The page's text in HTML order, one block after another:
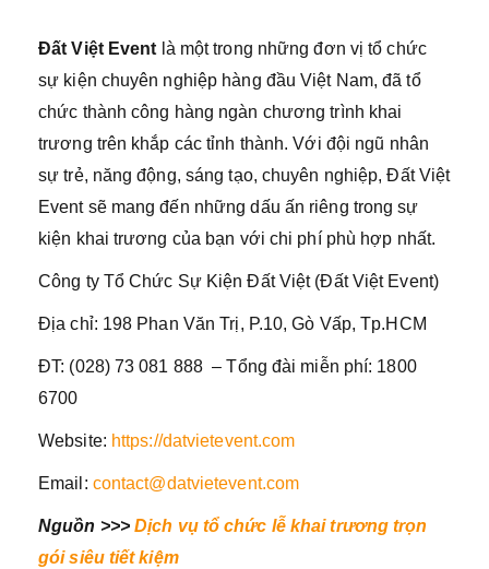
Đất Việt Event là một trong những đơn vị tổ chức
sự kiện chuyên nghiệp hàng đầu Việt Nam, đã tổ
chức thành công hàng ngàn chương trình khai
trương trên khắp các tỉnh thành. Với đội ngũ nhân
sự trẻ, năng động, sáng tạo, chuyên nghiệp, Đất Việt
Event sẽ mang đến những dấu ấn riêng trong sự
kiện khai trương của bạn với chi phí phù hợp nhất.
Công ty Tổ Chức Sự Kiện Đất Việt (Đất Việt Event)
Địa chỉ: 198 Phan Văn Trị, P.10, Gò Vấp, Tp.HCM
ĐT: (028) 73 081 888 – Tổng đài miễn phí: 1800
6700
Website: https://datvietevent.com
Email: contact@datvietevent.com
Nguồn >>> Dịch vụ tổ chức lễ khai trương trọn
gói siêu tiết kiệm